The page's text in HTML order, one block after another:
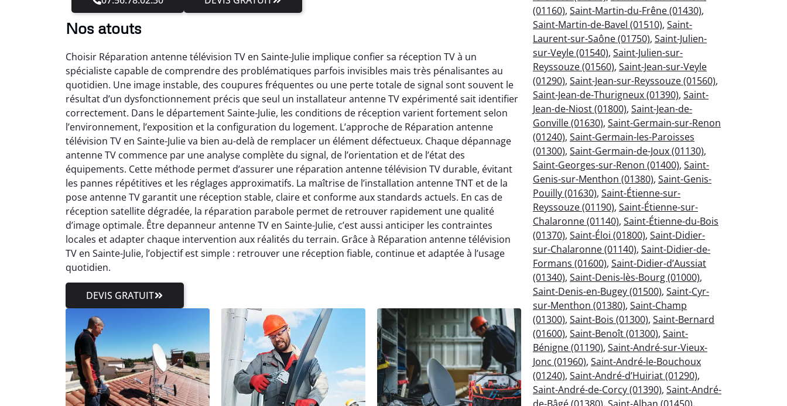
Nos atouts
Choisir Réparation antenne télévision TV en Sainte-Julie implique confier sa réception TV à un
spécialiste capable de comprendre des problématiques parfois invisibles mais très pénalisantes au
quotidien. Une image instable, des coupures fréquentes ou une perte totale de signal sont souvent le
résultat d’un dysfonctionnement précis que seul un installateur antenne TV expérimenté sait identifier
correctement. Dans le département Sainte-Julie, les conditions de réception varient fortement selon
l’environnement, l’exposition et la configuration du logement. L’approche de Réparation antenne
télévision TV en Sainte-Julie va bien au-delà de remplacer un élément défectueux. Chaque dépannage
antenne TV commence par une analyse complète du signal, de l’orientation et de l’état des
équipements. Cette méthode permet d’assurer une réparation antenne télévision TV durable, évitant
les pannes répétitives et les réglages approximatifs. La maîtrise de l’installation antenne TNT et de la
pose antenne TV garantit une réception stable, claire et conforme aux standards actuels. En cas de
réception satellite dégradée, la réparation parabole permet de retrouver rapidement une qualité
d’image optimale. Être depanneur antenne TV en Sainte-Julie, c’est aussi anticiper les contraintes
locales et adapter chaque intervention aux réalités du terrain. Grâce à Réparation antenne télévision
TV en Sainte-Julie, l’objectif est simple : retrouver une réception fiable, continue et adaptée à l’usage
quotidien.
DEVIS GRATUIT
(01160), Saint-Martin-du-Frêne (01430),
Saint-Martin-de-Bavel (01510), Saint-
Laurent-sur-Saône (01750), Saint-Julien-
sur-Veyle (01540), Saint-Julien-sur-
Reyssouze (01560), Saint-Jean-sur-Veyle
(01290), Saint-Jean-sur-Reyssouze (01560),
Saint-Jean-de-Thurigneux (01390), Saint-
Jean-de-Niost (01800), Saint-Jean-de-
Gonville (01630), Saint-Germain-sur-Renon
(01240), Saint-Germain-les-Paroisses
(01300), Saint-Germain-de-Joux (01130),
Saint-Georges-sur-Renon (01400), Saint-
Genis-sur-Menthon (01380), Saint-Genis-
Pouilly (01630), Saint-Étienne-sur-
Reyssouze (01190), Saint-Étienne-sur-
Chalaronne (01140), Saint-Étienne-du-Bois
(01370), Saint-Éloi (01800), Saint-Didier-
sur-Chalaronne (01140), Saint-Didier-de-
Formans (01600), Saint-Didier-d’Aussiat
(01340), Saint-Denis-lès-Bourg (01000),
Saint-Denis-en-Bugey (01500), Saint-Cyr-
sur-Menthon (01380), Saint-Champ
(01300), Saint-Bois (01300), Saint-Bernard
(01600), Saint-Benoît (01300), Saint-
Bénigne (01190), Saint-André-sur-Vieux-
Jonc (01960), Saint-André-le-Bouchoux
(01240), Saint-André-d’Huiriat (01290),
Saint-André-de-Corcy (01390), Saint-André-